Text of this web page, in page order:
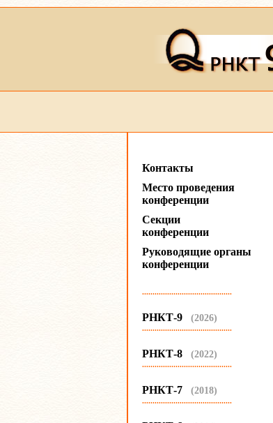
Контакты
Место проведения
конференции
Секции
конференции
Руководящие органы
конференции
...........................................
РНКТ-9 (2026)
...........................................
РНКТ-8 (2022)
...........................................
РНКТ-7 (2018)
...........................................